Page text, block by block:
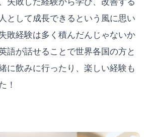
失敗した経験から学び、改善する
として成長できるという風に思い
敗経験は多く積んだんじゃないか
語が話せることで世界各国の方と
に飲みに行ったり、楽しい経験も
！